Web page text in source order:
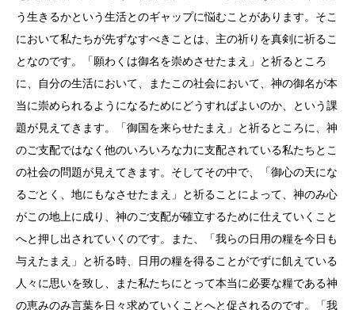
う生きるかという生活とのギャップに悩むことがあります。そこ
において私たちが先ずなすべきことは、主の祈りを真剣に祈るこ
となのです。「願わくは御名を崇めさせたまえ」と祈るところ
に、自分の生活において、またこの社会において、神の御名が本
当に崇められるようになるためにどうすればよいのか、という課
題が見えてきます。「御国を来らせたまえ」と祈るところに、神
のご支配ではなく他のいろいろな力に支配されている私たちとこ
の社会の問題が見えてきます。そしてその中で、「御心の天にな
るごとく、地にもなさせたまえ」と祈ることによって、神のみ心
がこの地上に成り、神のご支配が確立するために仕えていくこと
へと押し出されていくのです。また、「我らの日用の糧を今日も
与えたまえ」と祈る時、日用の糧を得ることがでずに飢えている
人々に思いを致し、また私たちにとって本当に必要な糧である神
の恵みのみ言葉を日々求めていくことへと促されるのです。「我